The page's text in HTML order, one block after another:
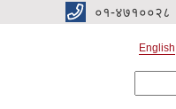
०१-४७१००२८
English